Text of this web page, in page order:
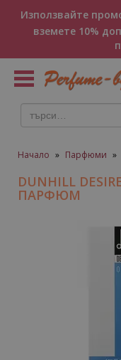
Използвайте
вземете 10%
Toggle
navigation
Начало » Парфюми »
DUNHILL
ПАРФЮМ